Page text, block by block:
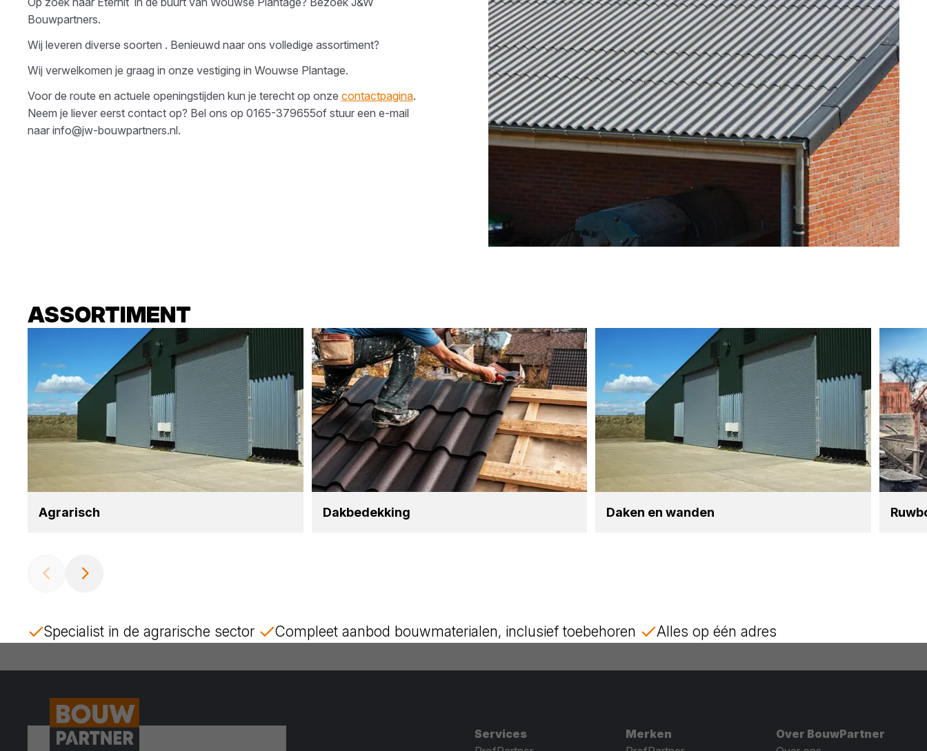
Bouwpartners.
Wij leveren diverse soorten . Benieuwd naar ons volledige assortiment?
Wij verwelkomen je graag in onze vestiging in Wouwse Plantage.
Voor de route en actuele openingstijden kun je terecht op onze contactpagina.
Neem je liever eerst contact op? Bel ons op 0165-379655of stuur een e-mail
naar info@jw-bouwpartners.nl.
ASSORTIMENT
Agra­risch Dak­be­dek­king Daken en wan­den
Specialist in de agrarische sector Compleet aanbod bouwmaterialen, inclusief toebehoren Alles op één adres
Services
Merken
Over BouwPartner